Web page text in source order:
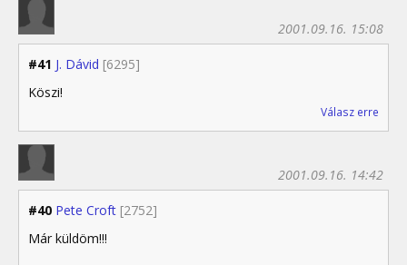
#41 J. Dávid [6295]
2001.09.16. 15:08
Köszi!
Válasz erre
#40 Pete Croft [2752]
2001.09.16. 14:42
Már küldöm!!!